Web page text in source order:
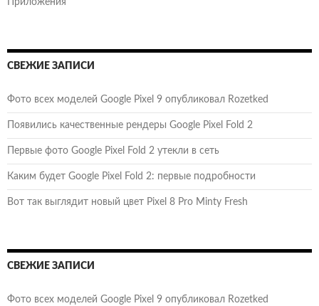
Приложения
СВЕЖИЕ ЗАПИСИ
Фото всех моделей Google Pixel 9 опубликовал Rozetked
Появились качественные рендеры Google Pixel Fold 2
Первые фото Google Pixel Fold 2 утекли в сеть
Каким будет Google Pixel Fold 2: первые подробности
Вот так выглядит новый цвет Pixel 8 Pro Minty Fresh
СВЕЖИЕ ЗАПИСИ
Фото всех моделей Google Pixel 9 опубликовал Rozetked